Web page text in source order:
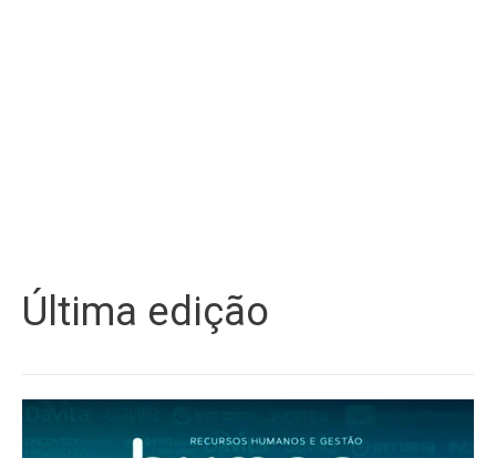
Última edição